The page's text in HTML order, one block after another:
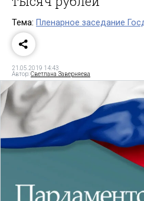
Тема: Пленарное заседание
21.05.2019 14:43
Автор:Светлана Заверняева